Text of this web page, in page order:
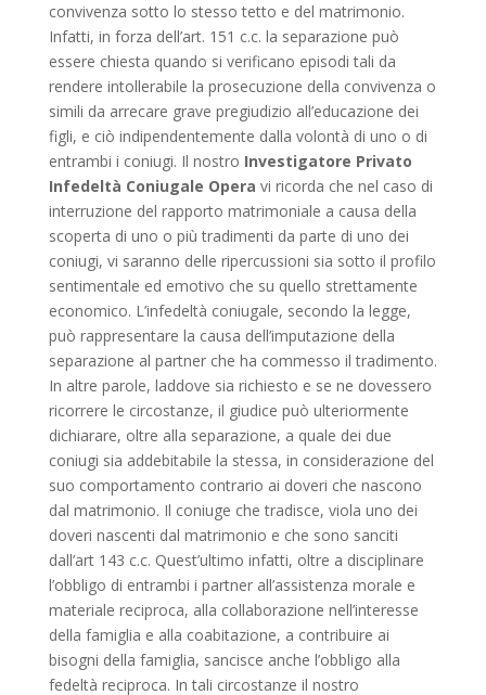
convivenza sotto lo stesso tetto e del matrimonio.
Infatti, in forza dell’art. 151 c.c. la separazione può
essere chiesta quando si verificano episodi tali da
rendere intollerabile la prosecuzione della convivenza o
simili da arrecare grave pregiudizio all’educazione dei
figli, e ciò indipendentemente dalla volontà di uno o di
entrambi i coniugi. Il nostro Investigatore Privato
Infedeltà Coniugale Opera vi ricorda che nel caso di
interruzione del rapporto matrimoniale a causa della
scoperta di uno o più tradimenti da parte di uno dei
coniugi, vi saranno delle ripercussioni sia sotto il profilo
sentimentale ed emotivo che su quello strettamente
economico. L’infedeltà coniugale, secondo la legge,
può rappresentare la causa dell’imputazione della
separazione al partner che ha commesso il tradimento.
In altre parole, laddove sia richiesto e se ne dovessero
ricorrere le circostanze, il giudice può ulteriormente
dichiarare, oltre alla separazione, a quale dei due
coniugi sia addebitabile la stessa, in considerazione del
suo comportamento contrario ai doveri che nascono
dal matrimonio. Il coniuge che tradisce, viola uno dei
doveri nascenti dal matrimonio e che sono sanciti
dall’art 143 c.c. Quest’ultimo infatti, oltre a disciplinare
l’obbligo di entrambi i partner all’assistenza morale e
materiale reciproca, alla collaborazione nell’interesse
della famiglia e alla coabitazione, a contribuire ai
bisogni della famiglia, sancisce anche l’obbligo alla
fedeltà reciproca. In tali circostanze il nostro